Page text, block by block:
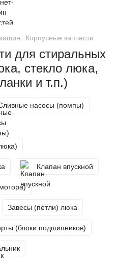
Корпусные запчасти
для стиральных
стекло люка,
и т.п.)
насосы (помпы)
Клапан впускной
Завесы (петли) люка
(блоки подшипников)